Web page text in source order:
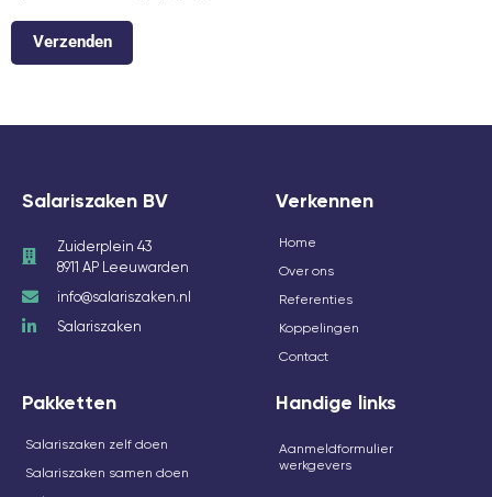
Verzenden
Salariszaken BV
Zuiderplein 43
8911 AP Leeuwarden
info@salariszaken.nl
Salariszaken
Verkennen
Home
Over ons
Referenties
Koppelingen
Contact
Pakketten
Salariszaken zelf doen
Salariszaken samen doen
Handige links
Aanmeldformulier
werkgevers